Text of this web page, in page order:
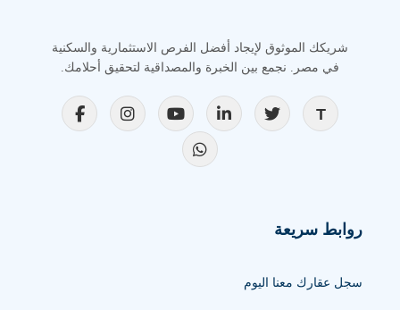
شريكك الموثوق لإيجاد أفضل الفرص الاستثمارية والسكنية
في مصر. نجمع بين الخبرة والمصداقية لتحقيق أحلامك.
روابط سريعة
سجل عقارك معنا اليوم